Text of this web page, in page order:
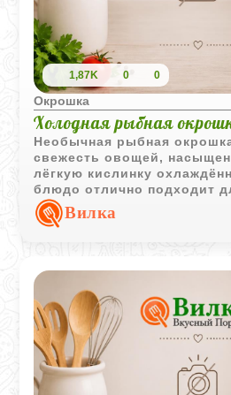
1,87K 0 0
Окрошка
Холодная рыбная
Необычная рыбная
свежесть овощей,
лёгкую кислинку
блюдо отлично подходит
и получается
сытным.
Вилка